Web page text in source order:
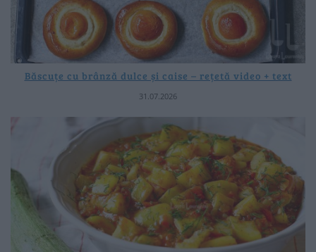
Băscuțe cu brânză dulce și caise – rețetă video + text
31.07.2026